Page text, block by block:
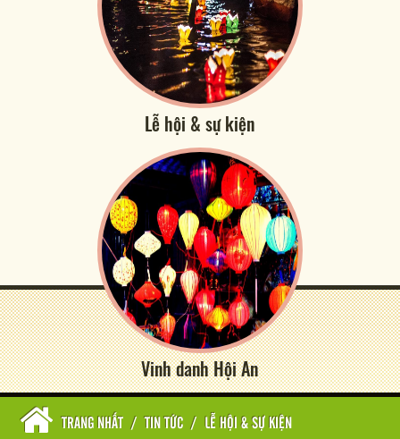
Lễ hội & sự kiện
Vinh danh Hội An
TRANG NHẤT / TIN TỨC / LỄ HỘI & SỰ KIỆN